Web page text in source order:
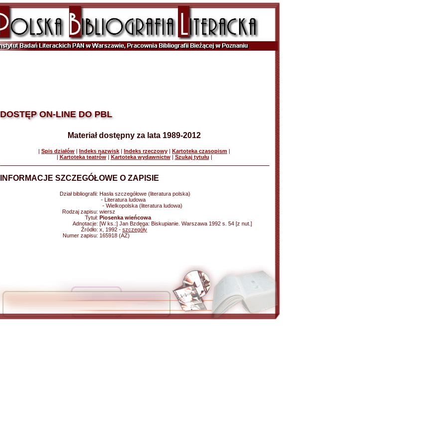
DOSTĘP ON-LINE DO PBL
Materiał dostępny za lata 1989-2012
| Spis działów | Indeks nazwisk | Indeks rzeczowy | Kartoteka czasopism |
| Kartoteka teatrów| Kartoteka wydawnictw| Szukaj tytułu |
INFORMACJE SZCZEGÓŁOWE O ZAPISIE
Dział bibliografii: Hasła szczegółowe (literatura polska)
- Literatura ludowa
- Wielkopolska (literatura ludowa)
Rodzaj zapisu: wiersz
Tytuł: Piosenka wieńcowa
Adnotacje: [W ks.:] Jan Bzdęga: Biskupianie. Warszawa 1992 s. 54 [z nut.]
Źródło: x, 1992 - szczegóły
Numer zapisu: 165918 (AZ)